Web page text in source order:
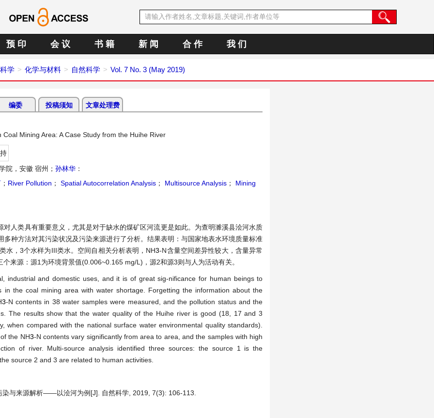
预 印 会 议 书 籍 新 闻 合 作 我 们
学 化学与材料 自然科学 Vol. 7 No. 3 (May 2019)
编委 投稿须知 文章处理费
Mining Area: A Case Study from the Huihe River
院，安徽 宿州； 孙林华 ：
； River Pollution ； Spatial Autocorrelation Analysis ； Multisource Analysis ； Mining
人类具有重要意义，尤其是对于缺水的煤矿区河流更是如此。为查明濉溪县浍河水质
多种方法对其污染状况及污染来源进行了分析。结果表明：与国家地表水环境质量标准
水，3个水样为III类水。空间自相关分析表明，NH3-N含量空间差异性较大，含量异常
来源：源1为环境背景值(0.006~0.165 mg/L)，源2和源3则与人为活动有关。
industrial and domestic uses, and it is of great sig-nificance for human beings to
the coal mining area with water shortage. Forgetting the information about the
3-N contents in 38 water samples were measured, and the pollution status and the
The results show that the water quality of the Huihe river is good (18, 17 and 3
compared with the national surface water environmental quality standards).
the NH3-N contents vary significantly from area to area, and the samples with high
of river. Multi-source analysis identified three sources: the source 1 is the
source 2 and 3 are related to human activities.
与来源解析——以浍河为例[J]. 自然科学, 2019, 7(3): 106-113.